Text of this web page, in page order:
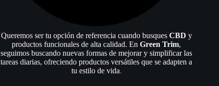
Queremos ser tu opción de referencia cuando busques CBD y
productos funcionales de alta calidad. EnGreen Trim,
seguimos buscando nuevas formas de mejorar y simplificar las
tareas diarias, ofreciendo productos versátiles que se adapten a
tu estilo de vida.